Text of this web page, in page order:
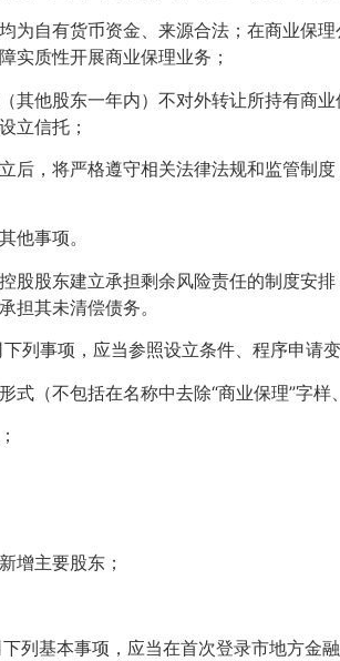
为自有货币资金、来源合法；在商业保
实质性开展商业保理业务；
其他股东一年内）不对外转让所持有商
立信托；
立后，将严格遵守相关法律法规和监管制
他事项。
股股东建立承担剩余风险责任的制度安
担其未清偿债务。
列事项，应当参照设立条件、程序申请变
式（不包括在名称中去除“商业保理”字
增主要股东；
列基本事项，应当在首次登录市地方金